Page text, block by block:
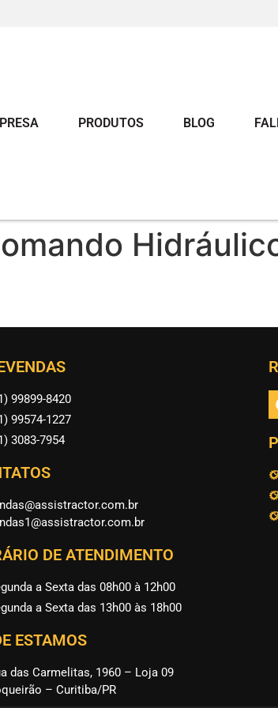
PRODUTOS BLOG
99899-8420
99574-1227
3083-7954
DE ATENDIMENTO
a Sexta das 08h00 à 12h00
a Sexta das 13h00 às 18h00
ESTAMOS
das Carmelitas, 1960 – Loja 09
– Curitiba/PR